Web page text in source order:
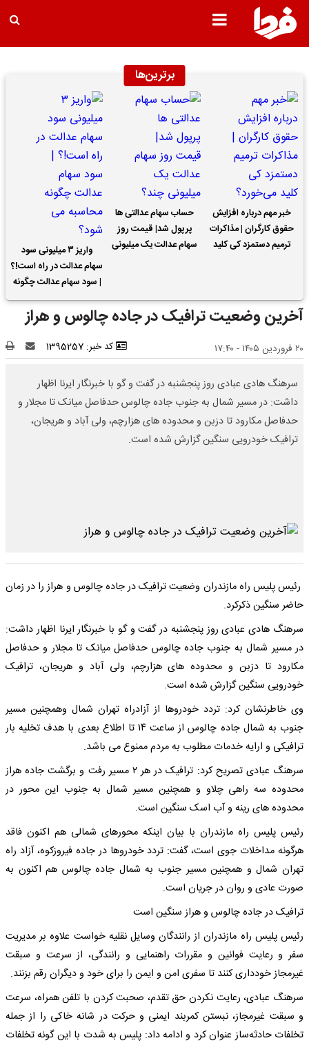
برترین‌ها
خبر مهم درباره افزایش
حقوق کارگران | مذاکرات
ترمیم دستمزد کی کلید
حساب سهام عدالتی ها
پرپول شد| قیمت روز
سهام عدالت یک میلیونی
واریز ۳ میلیونی سود
سهام عدالت در راه است!؟
| سود سهام عدالت چگونه
محاسبه می شود؟
آخرین وضعیت ترافیک در جاده چالوس و هراز
۲۰ فروردین ۱۴۰۵ - ۱۷:۴۰ کد خبر: 1395257
سرهنگ هادی عبادی روز پنجشنبه در گفت و گو با خبرنگار ایرنا اظهار
داشت: در مسیر شمال به جنوب جاده چالوس حدفاصل میانک تا مجلار و
حدفاصل مکارود تا دزبن و محدوده های هزارچم، ولی آباد و هریجان،
ترافیک خودرویی سنگین گزارش شده است.
رئیس پلیس راه مازندران وضعیت ترافیک در جاده چالوس و هراز را در زمان
حاضر سنگین ذکرکرد.
سرهنگ هادی عبادی روز پنجشنبه در گفت و گو با خبرنگار ایرنا اظهار داشت:
در مسیر شمال به جنوب جاده چالوس حدفاصل میانک تا مجلار و حدفاصل
مکارود تا دزبن و محدوده های هزارچم، ولی آباد و هریجان، ترافیک
خودرویی سنگین گزارش شده است.
وی خاطرنشان کرد: تردد خودروها از آزادراه تهران شمال وهمچنین مسیر
جنوب به شمال جاده‌ چالوس از ساعت ۱۴ تا اطلاع بعدی با هدف تخلیه بار
ترافیکی و ارایه خدمات مطلوب به مردم ممنوع می باشد.
سرهنگ عبادی تصریح کرد: ترافیک در هر ۲ مسیر رفت و برگشت جاده هراز
محدوده سه راهی چلاو و همچنین مسیر شمال به جنوب این محور در
محدوده های رینه و آب اسک سنگین است.
رئیس پلیس راه مازندران با بیان اینکه محورهای شمالی هم اکنون فاقد
هرگونه مداخلات جوی است، گفت: تردد خودروها در جاده‌ فیروزکوه، آزاد راه
تهران شمال و همچنین مسیر جنوب به شمال جاده چالوس هم اکنون به
صورت عادی و روان در جریان است.
ترافیک در جاده چالوس و هراز سنگین است
رئیس پلیس راه مازندران از رانندگان وسایل نقلیه خواست علاوه بر مدیریت
سفر و رعایت فوانین و مقررات راهنمایی و رانندگی، از سرعت و سبقت
غیرمجاز خودداری کنند تا سفری امن و ایمن را برای خود و دیگران رقم بزنند.
سرهنگ عبادی، رعایت نکردن حق تقدم، صحبت کردن با تلفن همراه، سرعت
و سبقت غیرمجاز، نبستن کمربند ایمنی و حرکت در شانه خاکی را از جمله
تخلفات حادثه‌ساز عنوان کرد و ادامه داد: پلیس به‌ شدت با این گونه تخلفات